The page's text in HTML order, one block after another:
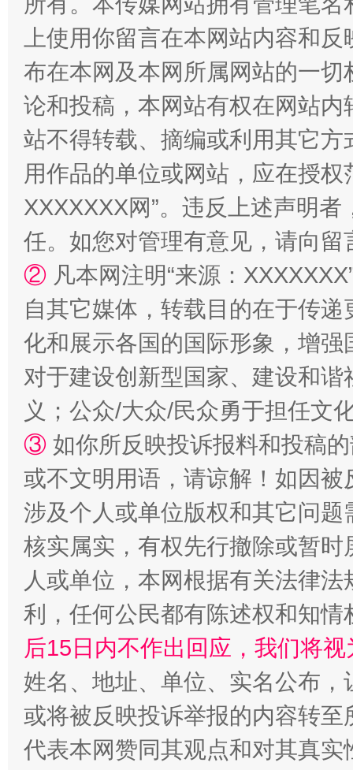
“蜀中异人”王建安的艺术幻境
完善运行机制助力责任有效落实 一纸欠
东山县通报“牛蛙产品抗生素超标问题” 法
上使用你留言在本网站内容和
布在本网及本网所属网站的一
论和投稿，本网站有权在网站
站不得转载、摘编或利用其它
用作品的单位或网站，应在授
XXXXXXX网”。违反上述声明
任。如您对管理有意见，请向
② 凡本网注明“来源：
自其它媒体，转载目的在于传
化和展示各国的国际形象，增
对于建设创新型国家、建设和
义；公众/大众/民众勇于担任文
③ 如你所反映投诉报料和投稿
或不文明用语，请谅解！如因
涉及个人或单位版权和其它问题
核实属实，有权先行撤除或暂
人或单位，本网根据有关法律
利，任何公民都有陈述权和知情
后15日内不作出回应，我们将
姓名、地址、单位、实名公布
或将被反映投诉举报的内容转
代表本网赞同其观点和对其真实